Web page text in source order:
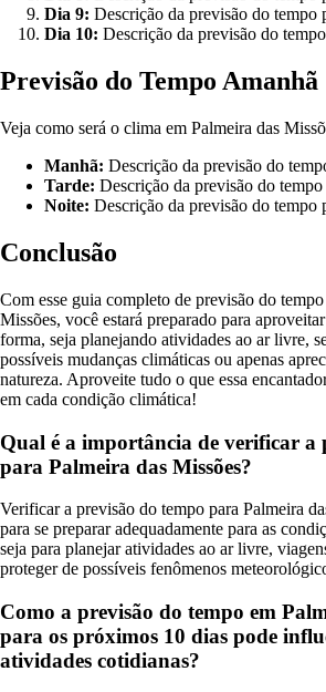
Dia 9: Descrição da previsão do tempo
Dia 10: Descrição da previsão do
Previsão do Tempo Amanhã
Veja como será o clima em Palmeira das
Manhã: Descrição da previsão do
Tarde: Descrição da previsão do tempo
Noite: Descrição da previsão do tempo
Conclusão
Com esse guia completo de previsão do
Missões, você estará preparado para
forma, seja planejando atividades ao ar livre,
possíveis mudanças climáticas ou apenas
natureza. Aproveite tudo o que essa
em cada condição climática!
Qual é a importância de verificar a
para Palmeira das Missões?
Verificar a previsão do tempo para Palmeira
para se preparar adequadamente para as
seja para planejar atividades ao ar livre,
proteger de possíveis fenômenos
Como a previsão do tempo em
para os próximos 10 dias pode
atividades cotidianas?